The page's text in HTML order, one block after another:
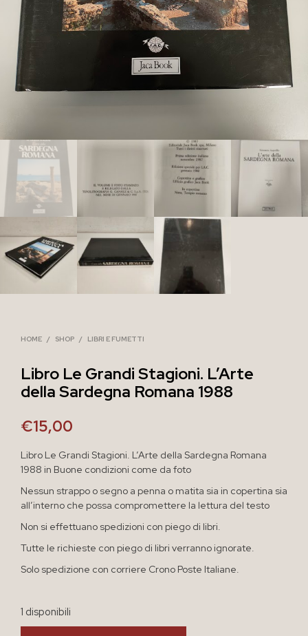
HOME / SHOP / LIBRI E FUMETTI
Libro Le Grandi Stagioni. L’Arte
della Sardegna Romana 1988
€15,00
Libro Le Grandi Stagioni. L’Arte della Sardegna Romana
1988 in Buone condizioni come da foto
Nessun strappo o segno a penna o matita sia in copertina sia
all’interno che possa compromettere la lettura del testo
Non si effettuano spedizioni con piego di libri.
Tutte le richieste con piego di libri verranno ignorate.
Solo spedizione con corriere Crono Poste Italiane.
1 disponibili